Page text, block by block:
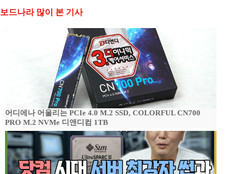
보드나라 많이 본 기사
어디에나 어울리는 PCIe 4.0 M.2 SSD, COLORFUL CN700
PRO M.2 NVMe 디앤디컴 1TB